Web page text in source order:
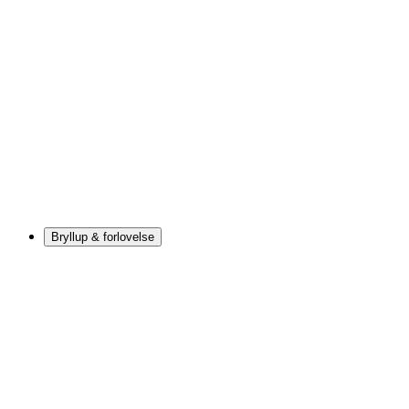
Bryllup & forlovelse